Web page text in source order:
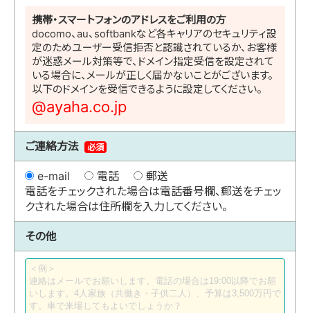
携帯・スマートフォンのアドレスをご利用の方
docomo、au、softbankなど各キャリアのセキュリティ設
定のためユーザー受信拒否と認識されているか、お客様
が迷惑メール対策等で、ドメイン指定受信を設定されて
いる場合に、メールが正しく届かないことがございます。
以下のドメインを受信できるように設定してください。
@ayaha.co.jp
ご連絡方法 必須
e-mail 電話
郵送
電話をチェックされた場合は電話番号欄、郵送をチェッ
クされた場合は住所欄を入力してください。
その他